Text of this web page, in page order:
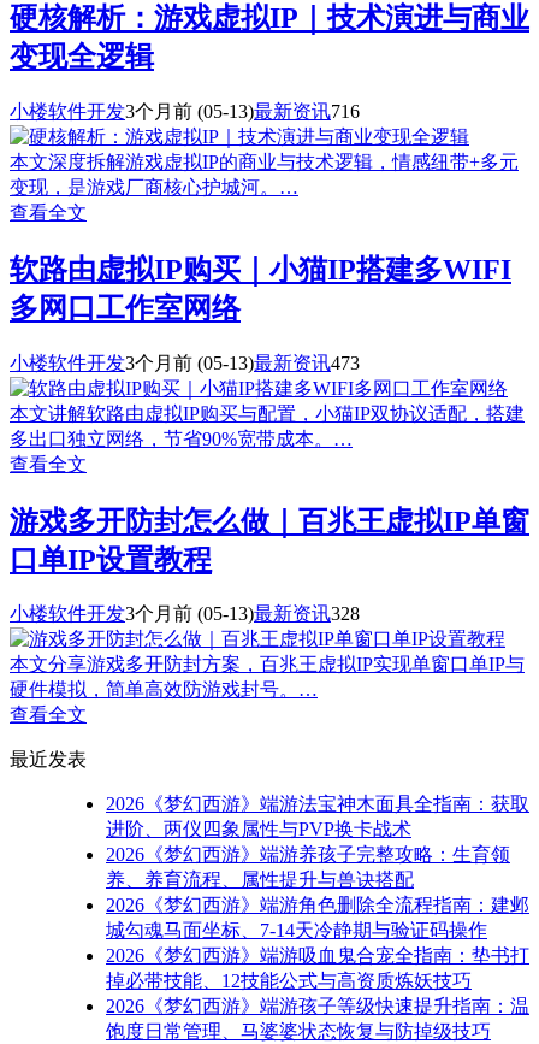
硬核解析：游戏虚拟IP｜技术演进与商业
变现全逻辑
小楼软件开发3个月前 (05-13)最新资讯716
本文深度拆解游戏虚拟IP的商业与技术逻辑，情感纽带+多元
变现，是游戏厂商核心护城河。…
查看全文
软路由虚拟IP购买｜小猫IP搭建多WIFI
多网口工作室网络
小楼软件开发3个月前 (05-13)最新资讯473
本文讲解软路由虚拟IP购买与配置，小猫IP双协议适配，搭建
多出口独立网络，节省90%宽带成本。…
查看全文
游戏多开防封怎么做｜百兆王虚拟IP单窗
口单IP设置教程
小楼软件开发3个月前 (05-13)最新资讯328
本文分享游戏多开防封方案，百兆王虚拟IP实现单窗口单IP与
硬件模拟，简单高效防游戏封号。…
查看全文
最近发表
2026《梦幻西游》端游法宝神木面具全指南：获取
进阶、两仪四象属性与PVP换卡战术
2026《梦幻西游》端游养孩子完整攻略：生育领
养、养育流程、属性提升与兽诀搭配
2026《梦幻西游》端游角色删除全流程指南：建邺
城勾魂马面坐标、7-14天冷静期与验证码操作
2026《梦幻西游》端游吸血鬼合宠全指南：垫书打
掉必带技能、12技能公式与高资质炼妖技巧
2026《梦幻西游》端游孩子等级快速提升指南：温
饱度日常管理、马婆婆状态恢复与防掉级技巧